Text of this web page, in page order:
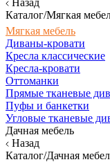
Назад
Каталог/Мягкая
Мягкая мебель
Диваны-кровати
Кресла классические
Кресла-кровати
Оттоманки
Прямые тканевые
Пуфы и банкетки
Угловые тканевые
Дачная мебель
Назад
Каталог/Дачная